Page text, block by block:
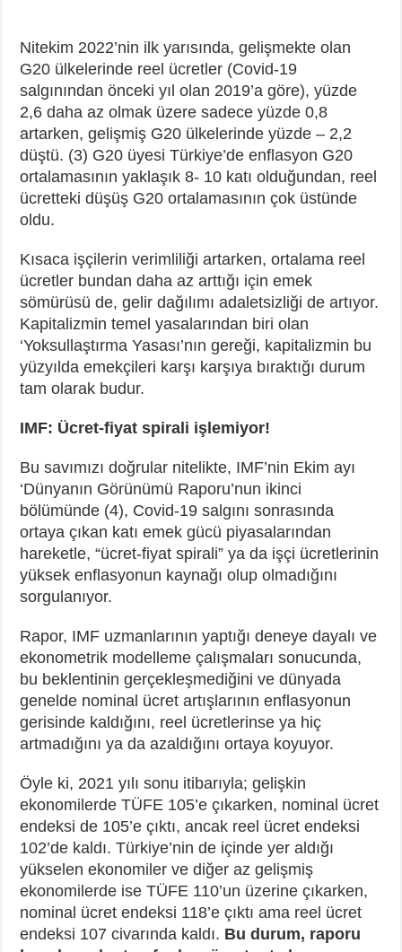
Nitekim 2022’nin ilk yarısında, gelişmekte olan
G20 ülkelerinde reel ücretler (Covid-19
salgınından önceki yıl olan 2019’a göre), yüzde
2,6 daha az olmak üzere sadece yüzde 0,8
artarken, gelişmiş G20 ülkelerinde yüzde – 2,2
düştü. (3) G20 üyesi Türkiye’de enflasyon G20
ortalamasının yaklaşık 8- 10 katı olduğundan, reel
ücretteki düşüş G20 ortalamasının çok üstünde
oldu.
Kısaca işçilerin verimliliği artarken, ortalama reel
ücretler bundan daha az arttığı için emek
sömürüsü de, gelir dağılımı adaletsizliği de artıyor.
Kapitalizmin temel yasalarından biri olan
‘Yoksullaştırma Yasası’nın gereği, kapitalizmin bu
yüzyılda emekçileri karşı karşıya bıraktığı durum
tam olarak budur.
IMF: Ücret-fiyat spirali işlemiyor!
Bu savımızı doğrular nitelikte, IMF’nin Ekim ayı
‘Dünyanın Görünümü Raporu’nun ikinci
bölümünde (4), Covid-19 salgını sonrasında
ortaya çıkan katı emek gücü piyasalarından
hareketle, “ücret-fiyat spirali” ya da işçi ücretlerinin
yüksek enflasyonun kaynağı olup olmadığını
sorgulanıyor.
Rapor, IMF uzmanlarının yaptığı deneye dayalı ve
ekonometrik modelleme çalışmaları sonucunda,
bu beklentinin gerçekleşmediğini ve dünyada
genelde nominal ücret artışlarının enflasyonun
gerisinde kaldığını, reel ücretlerinse ya hiç
artmadığını ya da azaldığını ortaya koyuyor.
Öyle ki, 2021 yılı sonu itibarıyla; gelişkin
ekonomilerde TÜFE 105’e çıkarken, nominal ücret
endeksi de 105’e çıktı, ancak reel ücret endeksi
102’de kaldı. Türkiye’nin de içinde yer aldığı
yükselen ekonomiler ve diğer az gelişmiş
ekonomilerde ise TÜFE 110’un üzerine çıkarken,
nominal ücret endeksi 118’e çıktı ama reel ücret
endeksi 107 civarında kaldı. Bu durum, raporu